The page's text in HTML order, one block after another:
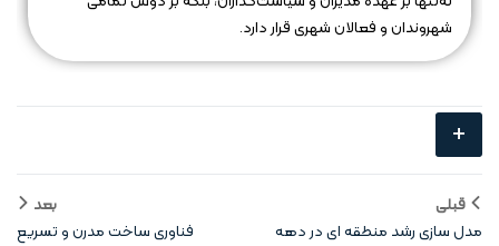
شهروندان و فعالان شهری قرار دارد.
+
قبلی
مدل‌ سازی رشد منطقه‌ ای در دهه
بعد
فناوری‌ ساخت‌ مدرن و تسریع